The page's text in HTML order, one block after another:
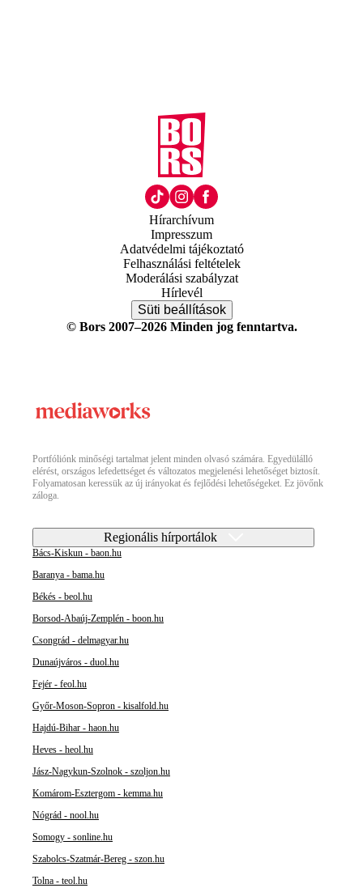
Hírarchívum
Impresszum
Adatvédelmi tájékoztató
Felhasználási feltételek
Moderálási szabályzat
Hírlevél
Süti beállítások
© Bors 2007–2026 Minden jog fenntartva.
Portfóliónk minőségi tartalmat jelent minden olvasó számára. Egyedülálló
elérést, országos lefedettséget és változatos megjelenési lehetőséget biztosít.
Folyamatosan keressük az új irányokat és fejlődési lehetőségeket. Ez jövőnk
záloga.
Regionális hírportálok
Bács-Kiskun - baon.hu
Baranya - bama.hu
Békés - beol.hu
Borsod-Abaúj-Zemplén - boon.hu
Csongrád - delmagyar.hu
Dunaújváros - duol.hu
Fejér - feol.hu
Győr-Moson-Sopron - kisalfold.hu
Hajdú-Bihar - haon.hu
Heves - heol.hu
Jász-Nagykun-Szolnok - szoljon.hu
Komárom-Esztergom - kemma.hu
Nógrád - nool.hu
Somogy - sonline.hu
Szabolcs-Szatmár-Bereg - szon.hu
Tolna - teol.hu